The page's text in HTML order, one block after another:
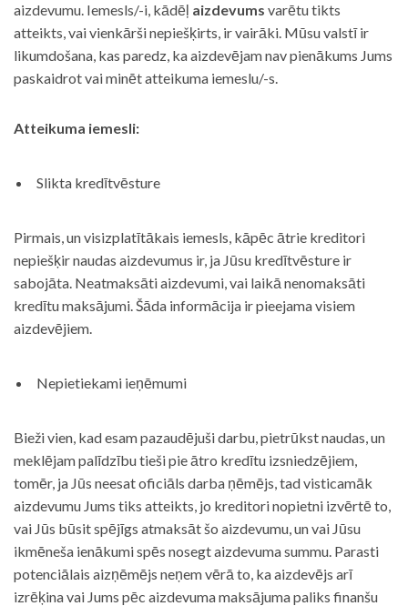
aizdevumu. Iemesls/-i, kādēļ aizdevums varētu tikts
atteikts, vai vienkārši nepiešķirts, ir vairāki. Mūsu valstī ir
likumdošana, kas paredz, ka aizdevējam nav pienākums Jums
paskaidrot vai minēt atteikuma iemeslu/-s.
Atteikuma iemesli:
Slikta kredītvēsture
Pirmais, un visizplatītākais iemesls, kāpēc ātrie kreditori
nepiešķir naudas aizdevumus ir, ja Jūsu kredītvēsture ir
sabojāta. Neatmaksāti aizdevumi, vai laikā nenomaksāti
kredītu maksājumi. Šāda informācija ir pieejama visiem
aizdevējiem.
Nepietiekami ieņēmumi
Bieži vien, kad esam pazaudējuši darbu, pietrūkst naudas, un
meklējam palīdzību tieši pie ātro kredītu izsniedzējiem,
tomēr, ja Jūs neesat oficiāls darba ņēmējs, tad visticamāk
aizdevumu Jums tiks atteikts, jo kreditori nopietni izvērtē to,
vai Jūs būsit spējīgs atmaksāt šo aizdevumu, un vai Jūsu
ikmēneša ienākumi spēs nosegt aizdevuma summu. Parasti
potenciālais aizņēmējs neņem vērā to, ka aizdevējs arī
izrēķina vai Jums pēc aizdevuma maksājuma paliks finanšu